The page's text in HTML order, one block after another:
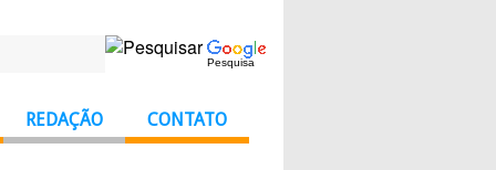
Pesquisa
REDAÇÃO CONTATO